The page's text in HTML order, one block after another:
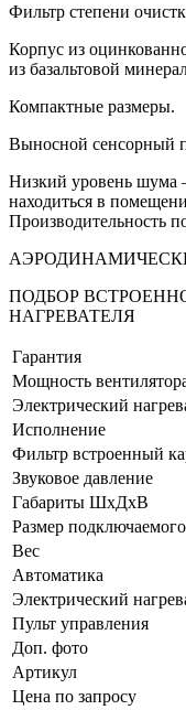
Фильтр степени
Корпус из
из базальтовой
Компактные размеры.
Выносной сенсорный
Низкий уровень шума
находиться в
Производительность
ПОДБОР
НАГРЕВАТЕЛЯ
Гарантия
Мощность
Электрический
Исполнение
Фильтр встроенный
Звуковое давление
Габариты ШхДхВ
Размер
Вес
Автоматика
Электрический
Пульт управления
Доп. фото
Артикул
Цена по запросу